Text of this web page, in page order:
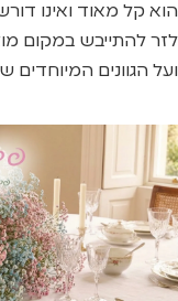
הוא קל מאוד ואינו
לזר להתייבש במקום
ועל הגוונים